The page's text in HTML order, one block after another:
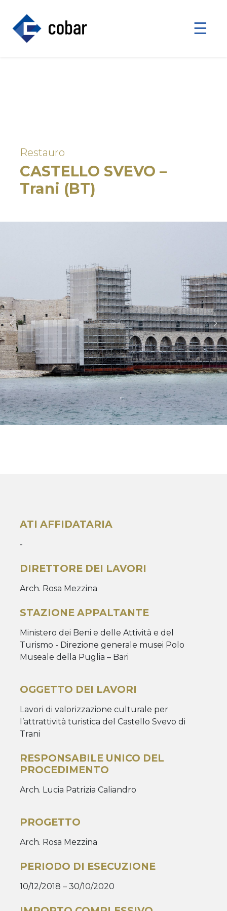
☰
Restauro
CASTELLO SVEVO –
Trani (BT)
ATI AFFIDATARIA
-
DIRETTORE DEI LAVORI
Arch. Rosa Mezzina
STAZIONE APPALTANTE
Ministero dei Beni e delle Attività e del
Turismo - Direzione generale musei Polo
Museale della Puglia – Bari
OGGETTO DEI LAVORI
Lavori di valorizzazione culturale per
l’attrattività turistica del Castello Svevo di
Trani
RESPONSABILE UNICO DEL
PROCEDIMENTO
Arch. Lucia Patrizia Caliandro
PROGETTO
Arch. Rosa Mezzina
PERIODO DI ESECUZIONE
10/12/2018 – 30/10/2020